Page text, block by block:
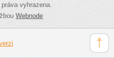
vyhrazena.
Webnode